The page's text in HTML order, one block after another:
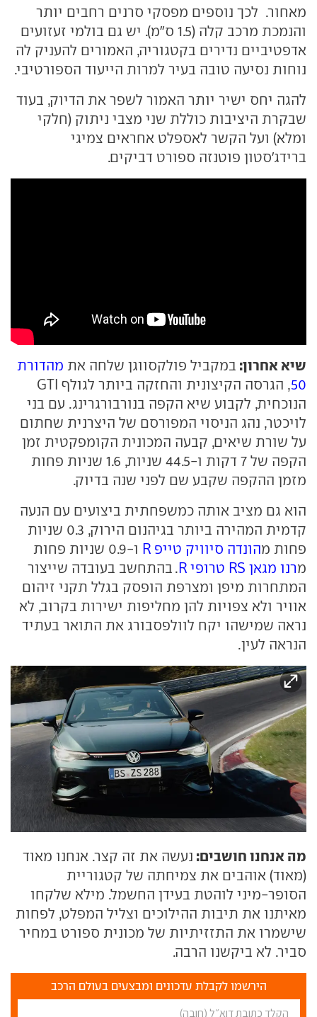
מאחור. לכך נוספים מפסקי סרנים רחבים יותר
והנמכת מרכב קלה (1.5 ס"מ). יש גם בולמי זעזועים
אדפטיביים נדירים בקטגוריה, האמורים להעניק לה
נוחות נסיעה טובה בעיר למרות הייעוד הספורטיבי.
להגה יחס ישיר יותר האמור לשפר את הדיוק, בעוד
שבקרת היציבות כוללת שני מצבי ניתוק (חלקי
ומלא) ועל הקשר לאספלט אחראים צמיגי
ברידג'סטון פוטנזה ספורט דביקים.
שיא אחרון: במקביל פולקסווגן שלחה את מהדורת
50
, הגרסה הקיצונית והחזקה ביותר לגולף GTI
הנוכחית, לקבוע שיא הקפה בנורבורגרינג. עם בני
לויכטר, נהג הניסוי המפורסם של היצרנית שחתום
על שורת שיאים, קבעה המכונית הקומפקטית זמן
הקפה של 7 דקות ו-44.5 שניות, 1.6 שניות פחות
מזמן ההקפה שקבע שם לפני שנה בדיוק.
הוא גם מציב אותה כמשפחתית ביצועים עם הנעה
קדמית המהירה ביותר בגיהנום הירוק, 0.3 שניות
פחות מהונדה סיוויק טייפ R
ו-0.9 שניות פחות
מרנו מגאן RS טרופי R
. בהתחשב בעובדה שייצור
המתחרות מיפן ומצרפת הופסק בגלל תקני זיהום
אוויר ולא צפויות להן מחליפות ישירות בקרוב, לא
נראה שמישהו יקח לוולפסבורג את התואר בעתיד
הנראה לעין.
מה אנחנו חושבים: נעשה את זה קצר. אנחנו מאוד
(מאוד) אוהבים את צמיחתה של קטגוריית
הסופר-מיני לוהטת בעידן החשמל. מילא שלקחו
מאיתנו את תיבות ההילוכים וצליל המפלט, לפחות
שישמרו את התזזיתיות של מכונית ספורט במחיר
סביר. לא ביקשנו הרבה.
הירשמו לקבלת עדכונים ומבצעים בעולם הרכב